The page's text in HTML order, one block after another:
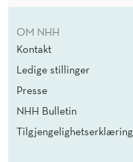
OM NHH
Kontakt
Ledige stillinger
Presse
NHH Bulletin
Tilgjengelighetserklæring